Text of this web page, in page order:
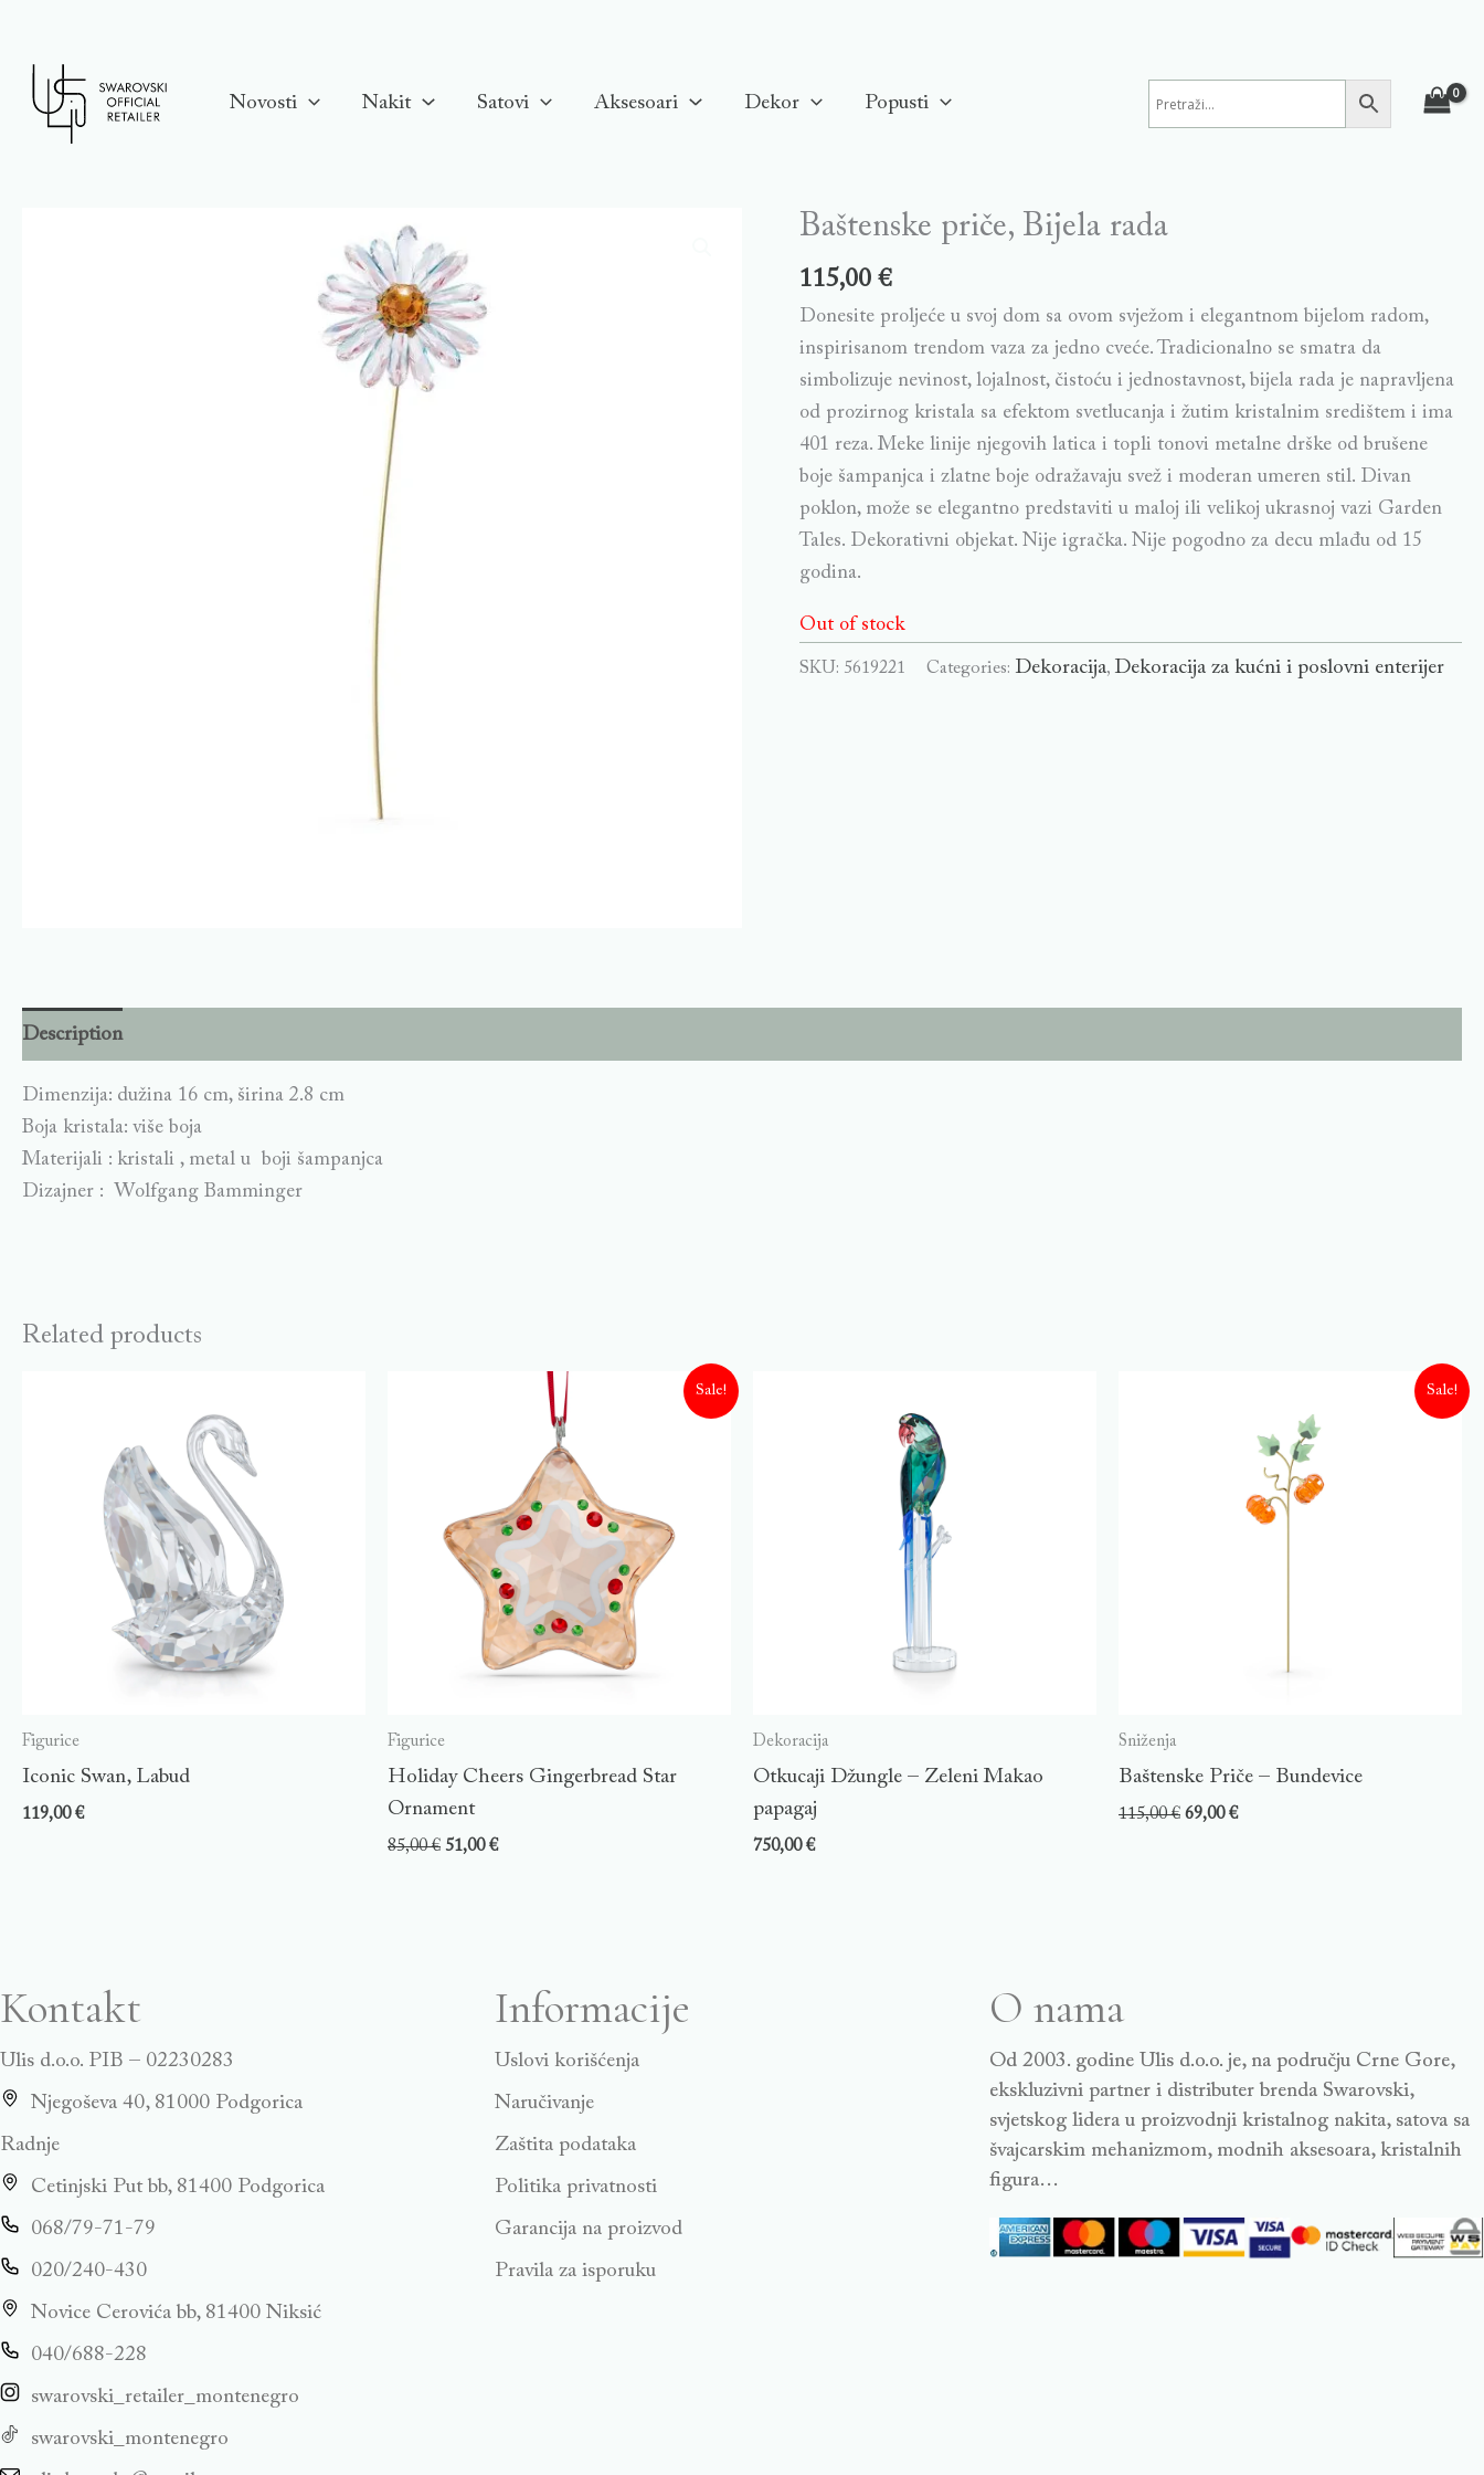
content
Novosti
Nakit Satovi Aksesoari Dekor Popusti
Baštenske priče, Bijela rada
115,00€
Donesite proljeće u svoj dom sa ovom svježom i elegantnom bijelom radom,
inspirisanom trendom vaza za jedno cveće. Tradicionalno se smatra da
simbolizuje nevinost, lojalnost, čistoću i jednostavnost, bijela rada je napravljena
od prozirnog kristala sa efektom svetlucanja i žutim kristalnim središtem i ima
401 reza. Meke linije njegovih latica i topli tonovi metalne drške od brušene
boje šampanjca i zlatne boje odražavaju svež i moderan umeren stil. Divan
poklon, može se elegantno predstaviti u maloj ili velikoj ukrasnoj vazi Garden
Tales. Dekorativni objekat. Nije igračka. Nije pogodno za decu mlađu od 15
godina.
Out of stock
SKU: 5619221 Categories: Dekoracija, Dekoracija za kućni i poslovni enterijer
Description
Dimenzija: dužina 16 cm, širina 2.8 cm
Boja kristala: više boja
Materijali : kristali , metal u boji šampanjca
Dizajner : Wolfgang Bamminger
Related products
Figurice
Iconic Swan, Labud
119,00€
Sale!
Figurice
Holiday Cheers Gingerbread Star
Ornament
85,00€ 51,00€
Dekoracija
Otkucaji Džungle – Zeleni Makao
papagaj
750,00€
Sale!
Sniženja
Baštenske Priče – Bundevice
115,00€ 69,00€
Kontakt
Ulis d.o.o. PIB – 02230283
Njegoševa 40, 81000 Podgorica
Radnje
Cetinjski Put bb, 81400 Podgorica
068/79-71-79
020/240-430
Novice Cerovića bb, 81400 Niksić
040/688-228
swarovski_retailer_montenegro
swarovski_montenegro
Informacije
Uslovi korišćenja
Naručivanje
Zaštita podataka
Politika privatnosti
Garancija na proizvod
Pravila za isporuku
O nama
Od 2003. godine Ulis d.o.o. je, na području Crne Gore,
ekskluzivni partner i distributer brenda Swarovski,
svjetskog lidera u proizvodnji kristalnog nakita, satova sa
švajcarskim mehanizmom, modnih aksesoara, kristalnih
figura…